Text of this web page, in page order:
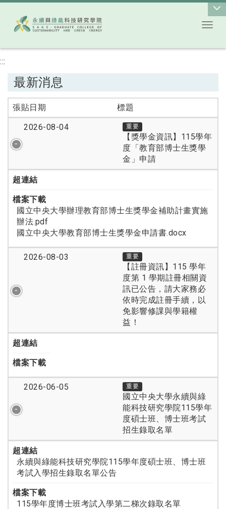
跳到主要內容
:::
最新消息
張貼日期 標題
2026-08-04 重要
【獎學金資訊】115學年
度「教育部博士生獎學
金」申請
超連結
檔案下載
國立中央大學辦理教育部博士生獎學金補助計畫實施
辦法.pdf
國立中央大學教育部博士生獎學金申請書.docx
2026-08-03 重要
【註冊資訊】115 學年
度第 1 學期註冊相關資
訊已公告，請大家務必
依時完成註冊手續，以
免影響修課與學籍權
益！
超連結
檔案下載
2026-06-05 重要
國立中央大學永續與綠
能科技研究學院115學年
度碩士班、博士班考試
招生錄取名單
超連結
永續與綠能科技研究學院115學年度碩士班、博士班
考試入學招生錄取名單公告
檔案下載
115學年度博士班考試入學第二梯次錄取名單